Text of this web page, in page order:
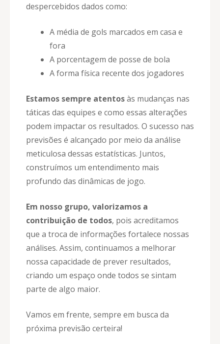
despercebidos dados como:
A média de gols marcados em casa e
fora
A porcentagem de posse de bola
A forma física recente dos jogadores
Estamos sempre atentosàs mudanças nas
táticas das equipes e como essas alterações
podem impactar os resultados. O sucesso nas
previsões é alcançado por meio da análise
meticulosa dessas estatísticas. Juntos,
construímos um entendimento mais
profundo das dinâmicas de jogo.
Em nosso grupo, valorizamos a
contribuição de todos, pois acreditamos
que a troca de informações fortalece nossas
análises. Assim, continuamos a melhorar
nossa capacidade de prever resultados,
criando um espaço onde todos se sintam
parte de algo maior.
Vamos em frente, sempre em busca da
próxima previsão certeira!